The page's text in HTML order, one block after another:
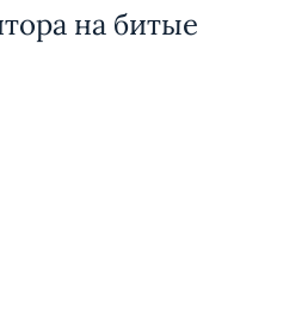
на битые